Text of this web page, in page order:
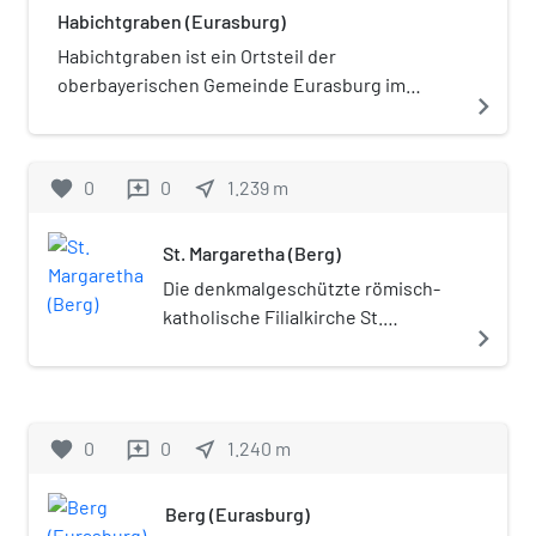
Habichtgraben (Eurasburg)
Habichtgraben ist ein Ortsteil der
oberbayerischen Gemeinde Eurasburg im
liegt circa einen Kilometer südwestlich von
navigate_next
favorite 0 reviews 0 near_me 1.239 m
St. Margaretha (Berg)
Die denkmalgeschützte römisch-
katholische Filialkirche St.
Gemeindeteil der Gemeinde
Wolfratshausen. Das Bauwerk ist
Denkmalpflege in der Liste der
navigate_next
favorite 0 reviews 0 near_me 1.240 m
Berg (Eurasburg)